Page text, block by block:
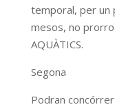
temporal, per un
mesos, no
AQUÀTICS.
Segona
Podran